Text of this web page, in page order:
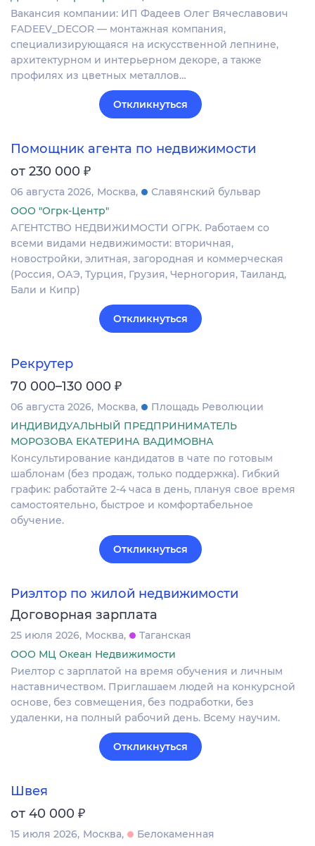
Вакансия компании: ИП Фадеев Олег Вячеславович
FADEEV_DECOR — монтажная компания,
специализирующаяся на искусственной лепнине,
архитектурном и интерьерном декоре, а также
профилях из цветных металлов…
Откликнуться
Помощник агента по недвижимости
от 230 000 ₽
06 августа 2026 Москва
Славянский бульвар
ООО "Огрк-Центр"
АГЕНТСТВО НЕДВИЖИМОСТИ ОГРК. Работаем со
всеми видами недвижимости: вторичная,
новостройки, элитная, загородная и коммерческая
(Россия, ОАЭ, Турция, Грузия, Черногория, Таиланд,
Бали и Кипр)
Откликнуться
Рекрутер
70 000–130 000 ₽
06 августа 2026 Москва
Площадь Революции
ИНДИВИДУАЛЬНЫЙ ПРЕДПРИНИМАТЕЛЬ
МОРОЗОВА ЕКАТЕРИНА ВАДИМОВНА
Консультирование кандидатов в чате по готовым
шаблонам (без продаж, только поддержка). Гибкий
график: работайте 2-4 часа в день, плануя свое время
самостоятельно, быстрое и комфортабельное
обучение.
Откликнуться
Риэлтор по жилой недвижимости
Договорная зарплата
25 июля 2026 Москва
Таганская
ООО МЦ Океан Недвижимости
Риелтор с зарплатой на время обучения и личным
наставничеством. Приглашаем людей на конкурсной
основе, без совмещения, без подработки, без
удаленки, на полный рабочий день. Всему научим.
Откликнуться
Швея
от 40 000 ₽
15 июля 2026 Москва
Белокаменная